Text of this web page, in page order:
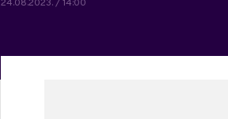
24.08.2023. / 14:00